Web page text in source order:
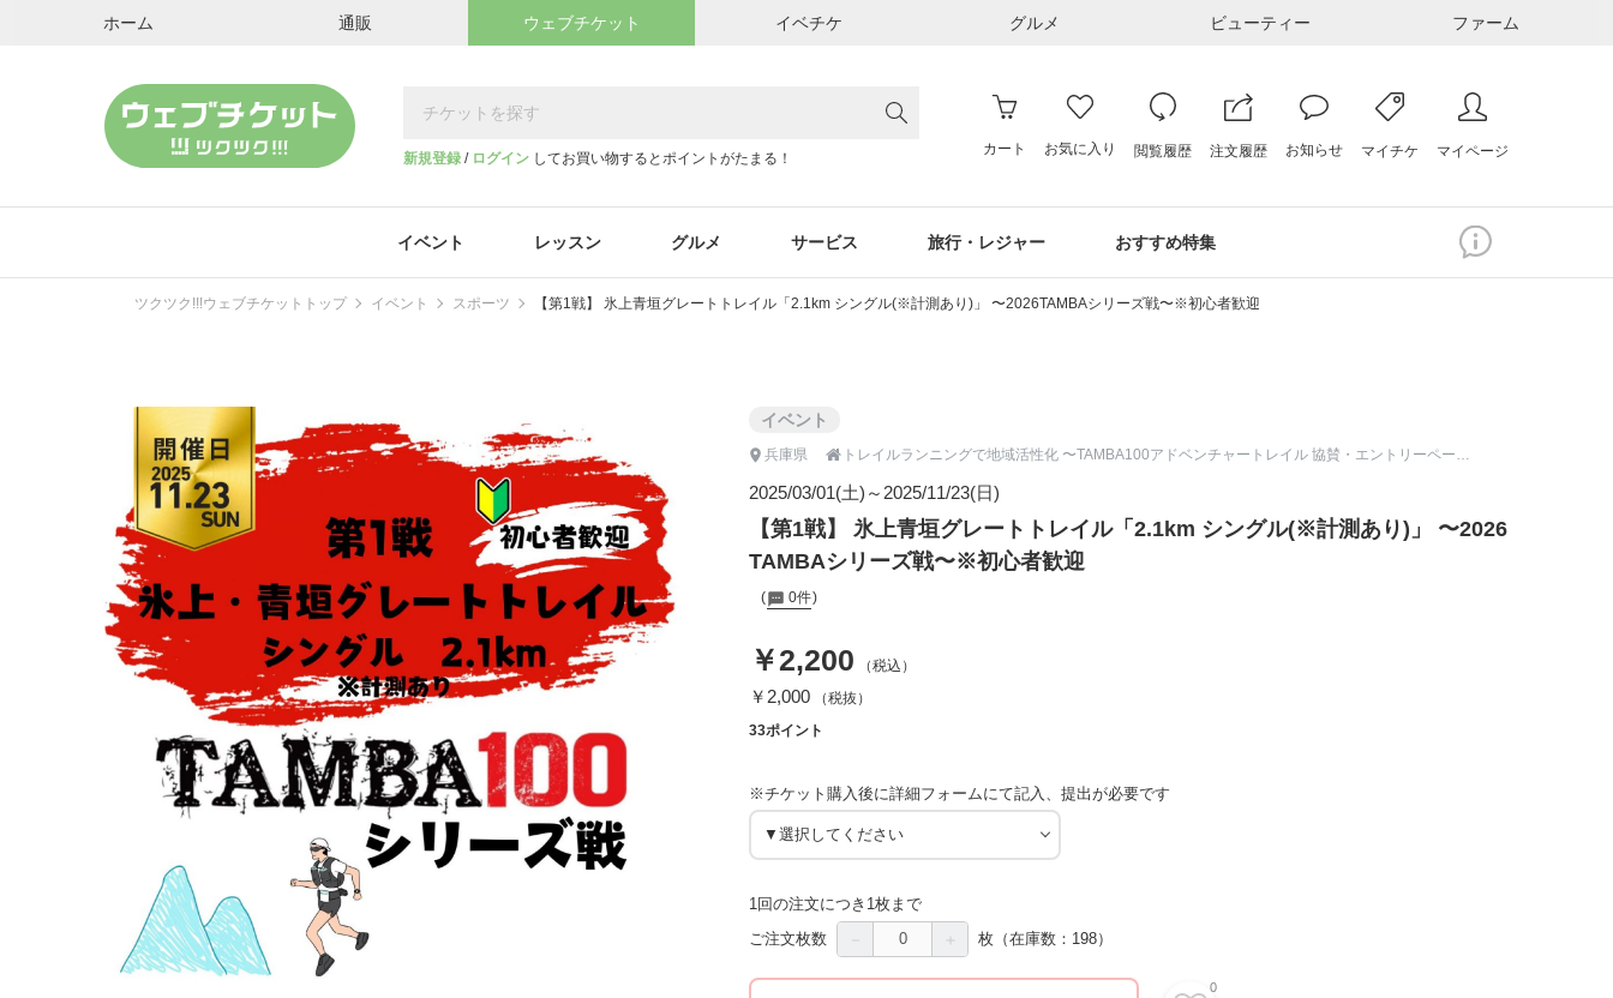
ホーム 通販 ウェブチケット イベチケ グルメ ビューティー ファーム
新規登録 / ログイン してお買い物するとポイントがたまる！
カート お気に入り 閲覧履歴 注文履歴 お知らせ マイチケ マイページ
イベント レッスン グルメ サービス 旅行・レジャー おすすめ特集
ツクツク!!!ウェブチケットトップ イベント スポーツ 【第1戦】 氷上青垣グレートトレイル「2.1km シングル(※計測あり)」 〜2026TAMBAシリーズ戦〜※初心者歓迎
イベント
兵庫県  トレイルランニングで地域活性化 〜TAMBA100アドベンチャートレイル 協賛・エントリーページ〜
2025/03/01(土)～2025/11/23(日)
【第1戦】 氷上青垣グレートトレイル「2.1km シングル(※計測あり)」 〜2026
TAMBAシリーズ戦〜※初心者歓迎
0件
￥2,200 （税込）
￥2,000 （税抜）
33ポイント
※チケット購入後に詳細フォームにて記入、提出が必要です
1回の注文につき1枚まで
ご注文枚数
＋ 枚 （在庫数：198）
0